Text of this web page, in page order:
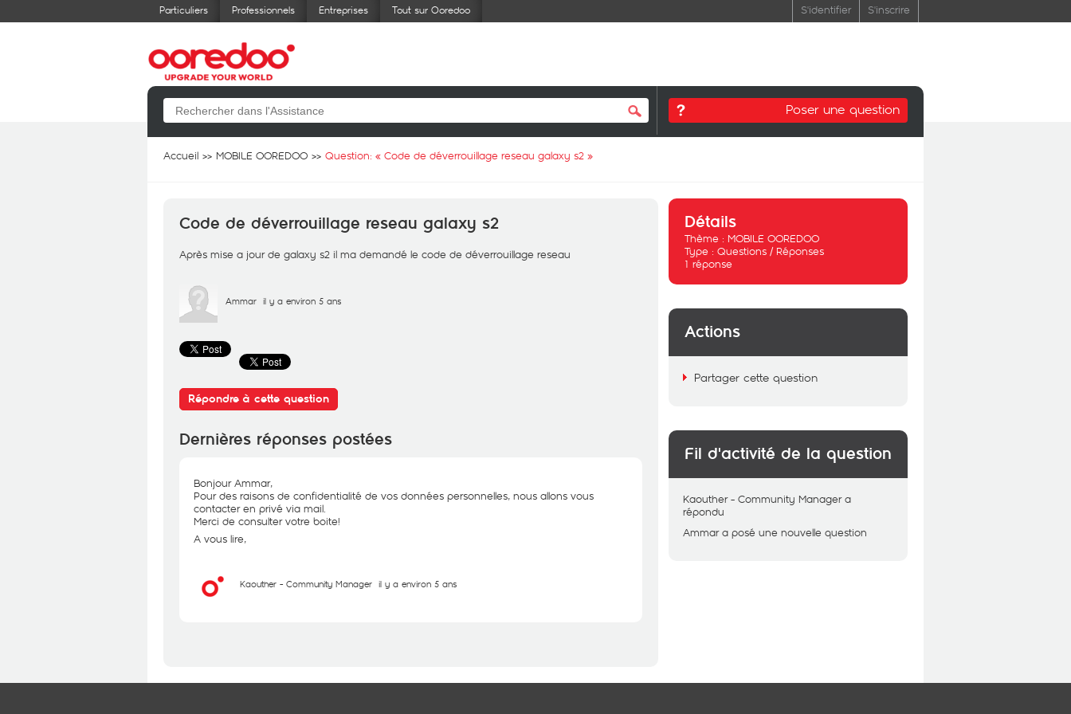
Particuliers Professionnels Entreprises Tout sur Ooredoo S'identifier S'inscrire
Poser une question
Accueil MOBILE OOREDOO Question: « Code de déverrouillage reseau galaxy s2 »
Code de déverrouillage reseau galaxy s2
Après mise a jour de galaxy s2 il ma demandé le code de déverrouillage reseau
Ammar il y a environ 5 ans
Répondre à cette question
Dernières réponses postées
Bonjour Ammar,
Pour des raisons de confidentialité de vos données personnelles, nous allons vous
contacter en privé via mail.
Merci de consulter votre boite!
A vous lire,
Kaouther - Community Manager il y a environ 5 ans
Détails
Thème : MOBILE OOREDOO
Type : Questions / Réponses
1 réponse
Actions
Partager cette question
Fil d'activité de la question
Kaouther - Community Manager a
répondu
Ammar a posé une nouvelle question